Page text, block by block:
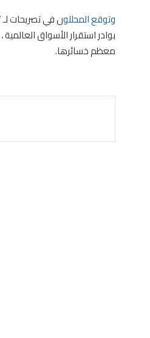
وتوقع المحللون في تصريحات لـ
بوادر استقرار الأسواق
معظم خسائرها.